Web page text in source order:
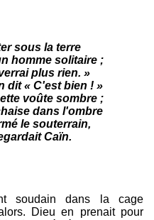
qui n'entre pas
kafkaien. Il met en évidence
qui font trop de zèle et de
soit leur marge de
finiront par se cramer les
de termes élogieux pour le
en recommande chaudement
année, l'auteur des textes
verdict des votes pour ne pas
sous la terre
homme solitaire ;
plus rien. »
dit « C'est bien ! »
voûte sombre ;
dans l'ombre
le souterrain,
Caïn.
soudain dans la cage
Dieu en prenait pour